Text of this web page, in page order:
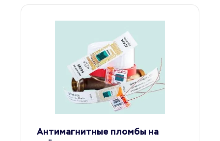
Антимагнитные пломбы на